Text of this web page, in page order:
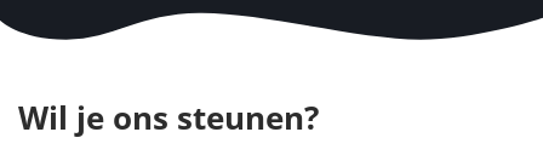
Wil je ons steunen?